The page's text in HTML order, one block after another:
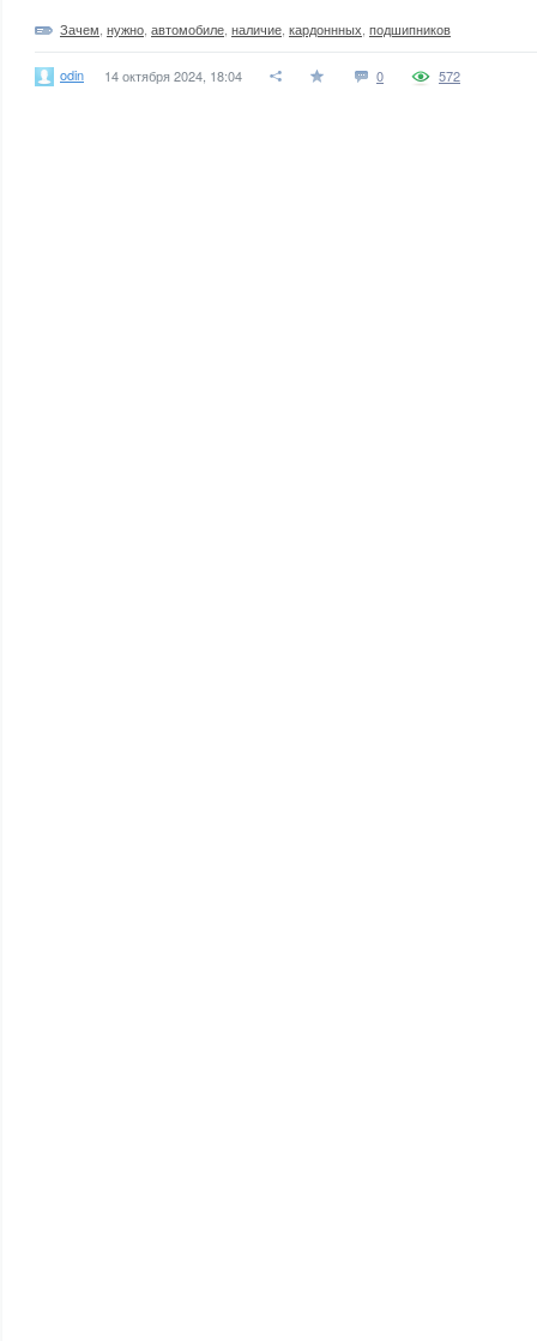
Зачем нужно автомобиле наличие кардоннных подшипников
odin 14 октября 2024, 18:04 0 572